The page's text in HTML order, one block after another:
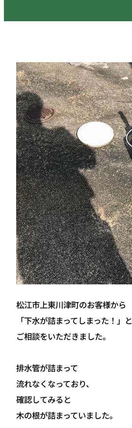
松江市上東川津町のお客様から
「下水が詰まってしまった！」と
ご相談をいただきました。
排水管が詰まって
流れなくなっており、
確認してみると
木の根が詰まっていました。